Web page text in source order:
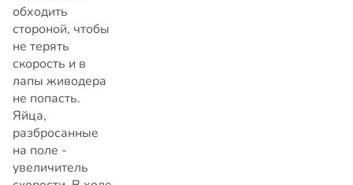
обходить
стороной, чтобы
не терять
скорость и в
лапы живодера
не попасть.
Яйца,
разбросанные
на поле -
увеличитель